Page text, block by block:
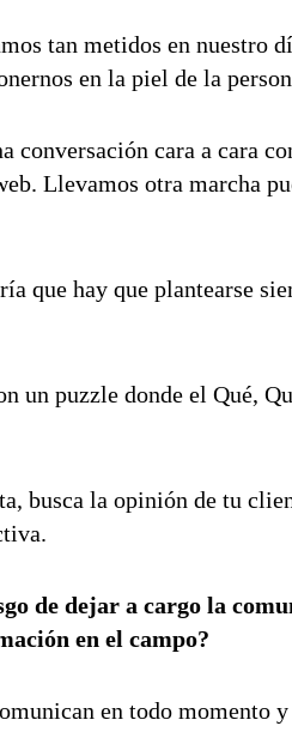
tan metidos en nuestro
en la piel de la
conversación cara a cara
Llevamos otra marcha
que hay que plantearse
un puzzle donde el Qué,
busca la opinión de tu
de dejar a cargo la
en el campo?
en todo momento